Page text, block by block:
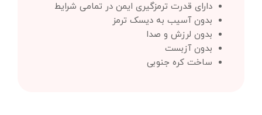
دارای قدرت ترمزگیری ایمن در تمامی شرایط
بدون آسیب به دیسک ترمز
بدون لرزش و صدا
بدون آزبست
ساخت کره جنوبی